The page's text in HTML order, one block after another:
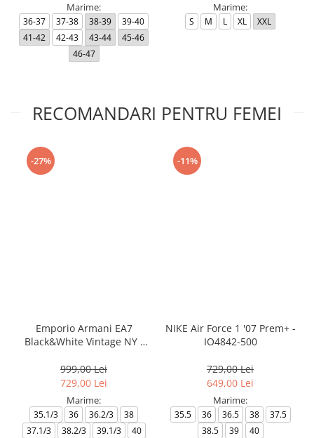
Marime:
36-37 37-38 38-39
39-40
41-42
42-43 43-44
45-46
46-47
Marime:
S M L XL XXL
RECOMANDARI PENTRU FEMEI
-27%
Emporio Armani EA7
Black&White Vintage NY -
999,00 Lei
729,00 Lei
Marime:
35.1/3 36 36.2/3
38
37.1/3
38.2/3 39.1/3 40
-11%
NIKE Air Force 1 '07 Prem+ -
IO4842-500
729,00 Lei
649,00 Lei
Marime:
35.5 36 36.5 38
37.5
38.5
39 40